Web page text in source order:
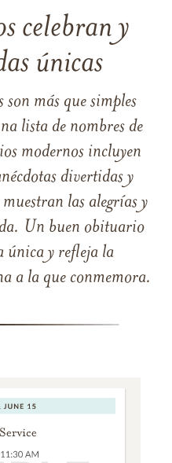
celebran y
únicas
más que simples
lista de nombres de
modernos incluyen
divertidas y
las alegrías y
Un buen obituario
única y refleja la
a la que conmemora.